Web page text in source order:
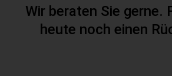
Wir beraten Sie gerne.
heute noch einen